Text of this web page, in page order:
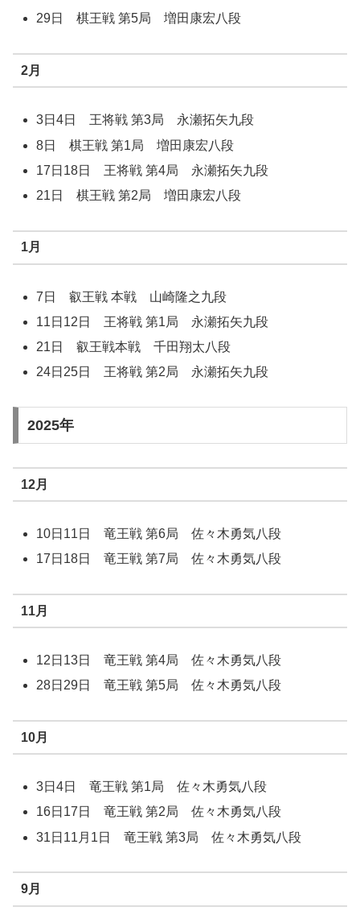
29日 棋王戦 第5局 増田康宏八段
2月
3日4日 王将戦 第3局 永瀬拓矢九段
8日 棋王戦 第1局 増田康宏八段
17日18日 王将戦 第4局 永瀬拓矢九段
21日 棋王戦 第2局 増田康宏八段
1月
7日 叡王戦 本戦 山崎隆之九段
11日12日 王将戦 第1局 永瀬拓矢九段
21日 叡王戦本戦 千田翔太八段
24日25日 王将戦 第2局 永瀬拓矢九段
2025年
12月
10日11日 竜王戦 第6局 佐々木勇気八段
17日18日 竜王戦 第7局 佐々木勇気八段
11月
12日13日 竜王戦 第4局 佐々木勇気八段
28日29日 竜王戦 第5局 佐々木勇気八段
10月
3日4日 竜王戦 第1局 佐々木勇気八段
16日17日 竜王戦 第2局 佐々木勇気八段
31日11月1日 竜王戦 第3局 佐々木勇気八段
9月